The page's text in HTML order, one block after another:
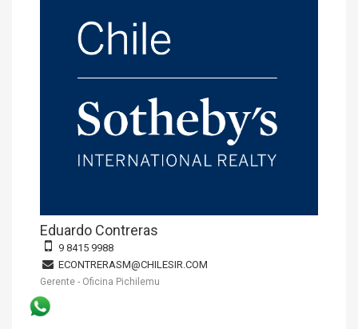
Eduardo Contreras
9 8415 9988
ECONTRERASM@CHILESIR.COM
Gerente - Oficina Pichilemu